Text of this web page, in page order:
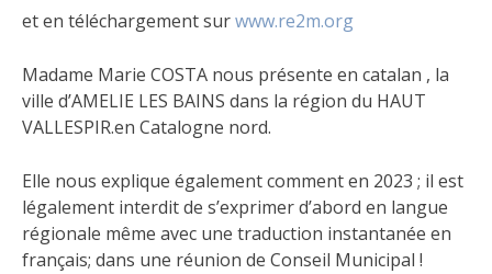
et en téléchargement surwww.re2m.org
Madame Marie COSTA nous présente en catalan , la
ville d’AMELIE LES BAINS dans la région du HAUT
VALLESPIR.en Catalogne nord.
Elle nous explique également comment en 2023 ; il est
légalement interdit de s’exprimer d’abord en langue
régionale même avec une traduction instantanée en
français; dans une réunion de Conseil Municipal !